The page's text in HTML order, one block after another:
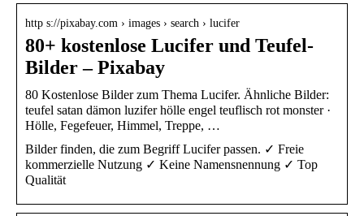
http s://pixabay.com › images › search › lucifer
80+ kostenlose Lucifer und Teufel-
Bilder – Pixabay
80 Kostenlose Bilder zum Thema Lucifer. Ähnliche Bilder:
teufel satan dämon luzifer hölle engel teuflisch rot monster ·
Hölle, Fegefeuer, Himmel, Treppe, …
Bilder finden, die zum Begriff Lucifer passen. ✓ Freie
kommerzielle Nutzung ✓ Keine Namensnennung ✓ Top
Qualität